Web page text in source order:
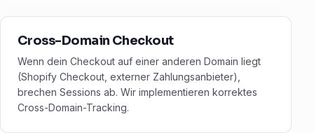
Cross-Domain Checkout
Wenn dein Checkout auf einer anderen Domain liegt
(Shopify Checkout, externer Zahlungsanbieter),
brechen Sessions ab. Wir implementieren korrektes
Cross-Domain-Tracking.